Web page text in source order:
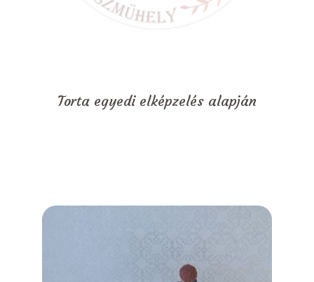
Torta egyedi elképzelés alapján